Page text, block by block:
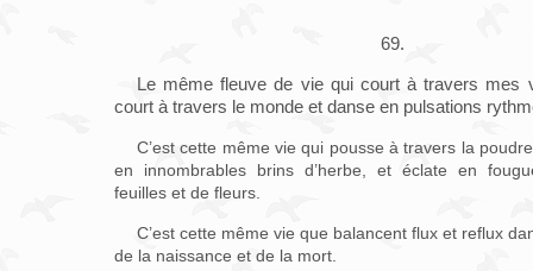
69.
Le même fleuve de vie qui court à travers mes
court à travers le monde et danse en pulsations
C’est cette même vie qui pousse à travers la
en innombrables brins d’herbe, et éclate en
feuilles et de fleurs.
C’est cette même vie que balancent flux et reflux
de la naissance et de la mort.